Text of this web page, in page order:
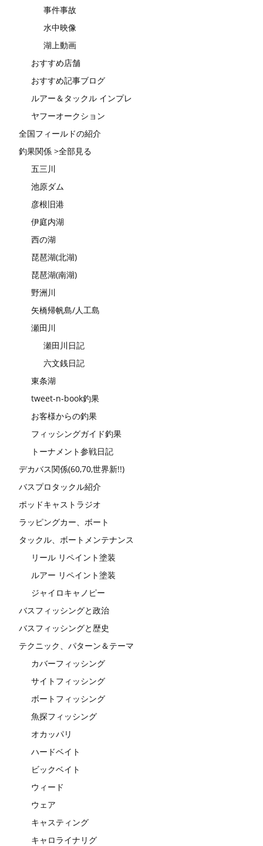
事件事故
水中映像
湖上動画
おすすめ店舗
おすすめ記事ブログ
ルアー＆タックル インプレ
ヤフーオークション
全国フィールドの紹介
釣果関係 >全部見る
五三川
池原ダム
彦根旧港
伊庭内湖
西の湖
琵琶湖(北湖)
琵琶湖(南湖)
野洲川
矢橋帰帆島/人工島
瀬田川
瀬田川日記
六文銭日記
東条湖
tweet-n-book釣果
お客様からの釣果
フィッシングガイド釣果
トーナメント参戦日記
デカバス関係(60,70,世界新!!)
バスプロタックル紹介
ポッドキャストラジオ
ラッピングカー、ボート
タックル、ボートメンテナンス
リール リペイント塗装
ルアー リペイント塗装
ジャイロキャノピー
バスフィッシングと政治
バスフィッシングと歴史
テクニック、パターン＆テーマ
カバーフィッシング
サイトフィッシング
ボートフィッシング
魚探フィッシング
オカッパリ
ハードベイト
ビックベイト
ウィード
ウェア
キャスティング
キャロライナリグ